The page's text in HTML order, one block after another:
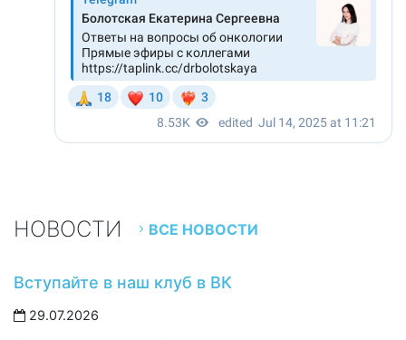
НОВОСТИ ВСЕ НОВОСТИ
Вступайте в наш клуб в ВК
29.07.2026